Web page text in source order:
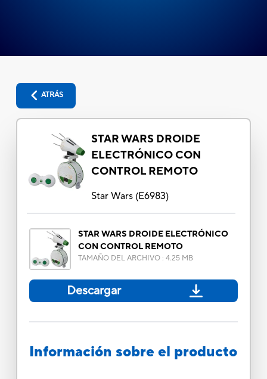
ATRÁS
STAR WARS DROIDE
ELECTRÓNICO CON
CONTROL REMOTO
Star Wars(E6983)
STAR WARS DROIDE ELECTRÓNICO
CON CONTROL REMOTO
TAMAÑO DEL ARCHIVO: 4.25 MB
Descargar
Información sobre el producto